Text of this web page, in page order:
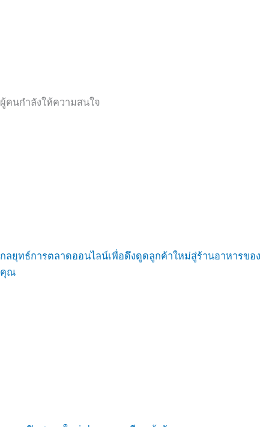
ผู้คนกำลังให้ความสนใจ
กลยุทธ์การตลาดออนไลน์เพื่อดึงดูดลูกค้าใหม่สู่ร้านอาหารของ
คุณ